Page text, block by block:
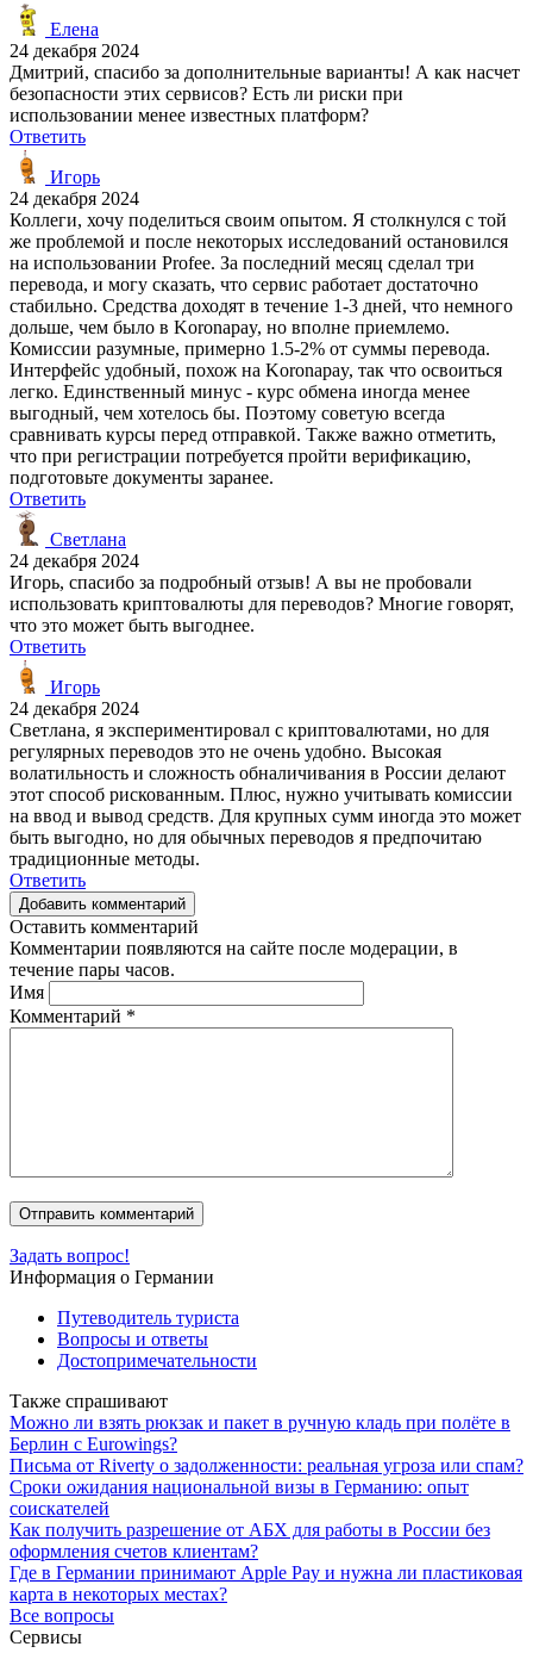
Елена
24 декабря 2024
Дмитрий, спасибо за дополнительные варианты! А как насчет
безопасности этих сервисов? Есть ли риски при
использовании менее известных платформ?
Ответить
Игорь
24 декабря 2024
Коллеги, хочу поделиться своим опытом. Я столкнулся с той
же проблемой и после некоторых исследований остановился
на использовании Profee. За последний месяц сделал три
перевода, и могу сказать, что сервис работает достаточно
стабильно. Средства доходят в течение 1-3 дней, что немного
дольше, чем было в Koronapay, но вполне приемлемо.
Комиссии разумные, примерно 1.5-2% от суммы перевода.
Интерфейс удобный, похож на Koronapay, так что освоиться
легко. Единственный минус - курс обмена иногда менее
выгодный, чем хотелось бы. Поэтому советую всегда
сравнивать курсы перед отправкой. Также важно отметить,
что при регистрации потребуется пройти верификацию,
подготовьте документы заранее.
Ответить
Светлана
24 декабря 2024
Игорь, спасибо за подробный отзыв! А вы не пробовали
использовать криптовалюты для переводов? Многие говорят,
что это может быть выгоднее.
Ответить
Игорь
24 декабря 2024
Светлана, я экспериментировал с криптовалютами, но для
регулярных переводов это не очень удобно. Высокая
волатильность и сложность обналичивания в России делают
этот способ рискованным. Плюс, нужно учитывать комиссии
на ввод и вывод средств. Для крупных сумм иногда это может
быть выгодно, но для обычных переводов я предпочитаю
традиционные методы.
Ответить
Добавить комментарий
Оставить комментарий
Комментарии появляются на сайте после модерации, в
течение пары часов.
Имя
Комментарий *
Задать вопрос!
Информация о Германии
Путеводитель туриста
Вопросы и ответы
Достопримечательности
Также спрашивают
Можно ли взять рюкзак и пакет в ручную кладь при полёте в
Берлин с Eurowings?
Письма от Riverty о задолженности: реальная угроза или спам?
Сроки ожидания национальной визы в Германию: опыт
соискателей
Как получить разрешение от АБХ для работы в России без
оформления счетов клиентам?
Где в Германии принимают Apple Pay и нужна ли пластиковая
карта в некоторых местах?
Все вопросы
Сервисы